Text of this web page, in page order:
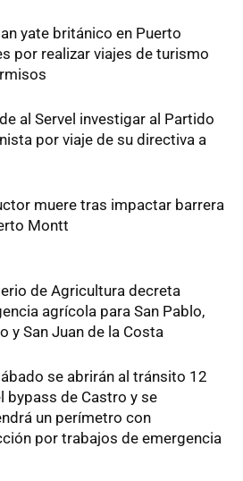
yate británico en Puerto
por realizar viajes de turismo
al Servel investigar al Partido
por viaje de su directiva a
muere tras impactar barrera
Montt
de Agricultura decreta
agrícola para San Pablo,
y San Juan de la Costa
se abrirán al tránsito 12
bypass de Castro y se
un perímetro con
por trabajos de emergencia